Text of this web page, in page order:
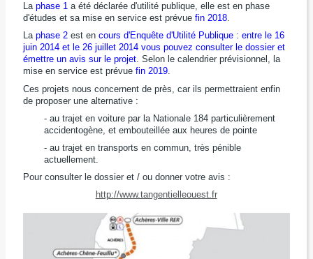
La phase 1a été déclarée d'utilité publique, elle est en phase
d'études et sa mise en service est prévue fin 2018.
La phase 2est en cours d'Enquête d'Utilité Publique : entre le 16
juin 2014 et le 26 juillet 2014 vous pouvez consulter le dossier et
émettre un avis sur le projet. Selon le calendrier prévisionnel, la
mise en service est prévuefin 2019.
Ces projets nous concernent de près, car ils permettraient enfin
de proposer une alternative :
- au trajet en voiture par la Nationale 184 particulièrement
accidentogène, et embouteillée aux heures de pointe
- au trajet en transports en commun, très pénible
actuellement.
Pour consulter le dossier et / ou donner votre avis :
http://www.tangentielleouest.fr